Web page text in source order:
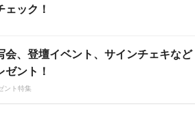
ェック！
会、登壇イベント、サインチェキなど
ゼント！
ント特集